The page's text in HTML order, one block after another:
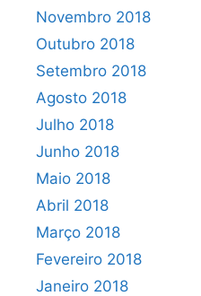
Novembro 2018
Outubro 2018
Setembro 2018
Agosto 2018
Julho 2018
Junho 2018
Maio 2018
Abril 2018
Março 2018
Fevereiro 2018
Janeiro 2018